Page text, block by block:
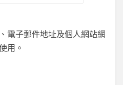
電子郵件地址及個人網站網
用。